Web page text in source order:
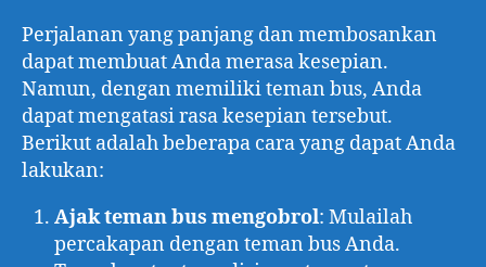
Perjalanan yang panjang dan membosankan
dapat membuat Anda merasa kesepian.
Namun, dengan memiliki teman bus, Anda
dapat mengatasi rasa kesepian tersebut.
Berikut adalah beberapa cara yang dapat Anda
lakukan:
Ajak teman bus mengobrol: Mulailah
percakapan dengan teman bus Anda.